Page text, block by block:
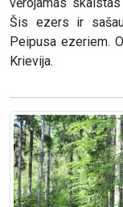
vērojamas
Šis ezers ir
Peipusa ezeriem.
Krievija.